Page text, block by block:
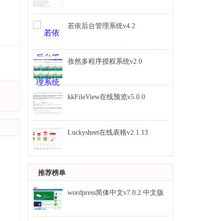
若依后台管理系统v4.2
孜然多程序授权系统v2.0
kkFileView在线预览v5.0.0
Luckysheet在线表格v2.1.13
推荐榜单
wordpress简体中文v7.0.2 中文版